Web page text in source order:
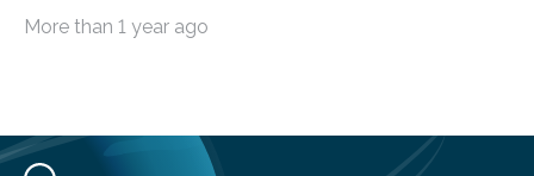
innovative DatenverarbeitungDie Agentur für
Entwicklung von Technologien zur gezielten
More than 1 year ago